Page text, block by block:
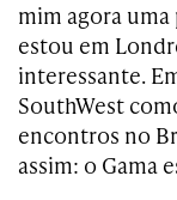
mim agora
estou em
interessante.
SouthWest
encontros no
assim: o Gama